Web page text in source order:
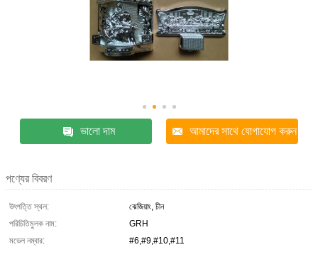
ভালো দাম আমাদের সাথে যোগাযোগ করুন
পণ্যের বিবরণ
উৎপত্তি স্থল:
ঝেজিয়াং, চীন
পরিচিতিমুলক নাম:
GRH
মডেল নম্বার:
#6,#9,#10,#11